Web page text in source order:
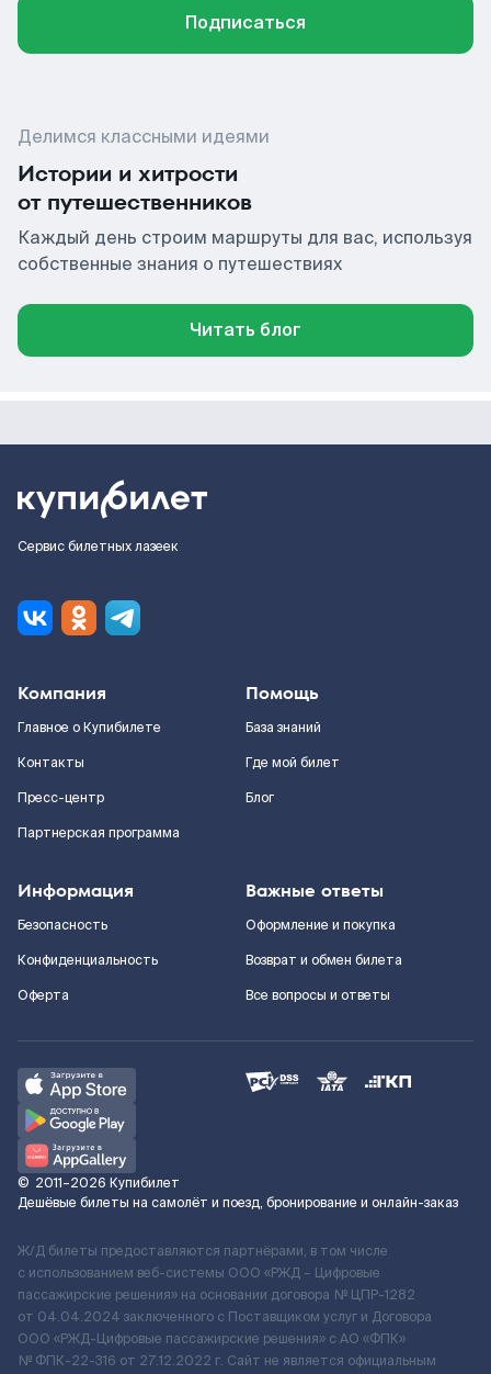
Подписаться
Делимся классными идеями
Истории и хитрости
от путешественников
Каждый день строим маршруты для вас, используя
собственные знания о путешествиях
Читать блог
Сервис билетных лазеек
Компания
Главное о Купибилете
Контакты
Пресс-центр
Партнерская программа
Помощь
База знаний
Где мой билет
Блог
Информация
Безопасность
Конфиденциальность
Оферта
Важные ответы
Оформление и покупка
Возврат и обмен билета
Все вопросы и ответы
© 2011–2026 Купибилет
Дешёвые билеты на самолёт и поезд, бронирование и онлайн-заказ
Ж/Д билеты предоставляются партнёрами, в том числе
с использованием веб-системы ООО «РЖД – Цифровые
пассажирские решения» на основании договора № ЦПР-1282
от 04.04.2024 заключенного с Поставщиком услуг и Договора
ООО «РЖД-Цифровые пассажирские решения» c АО «ФПК»
№ ФПК-22-316 от 27.12.2022 г. Сайт не является официальным